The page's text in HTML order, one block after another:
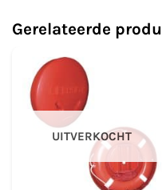
Deze
productpagina
Gerelateerde
UITVERKOCHT